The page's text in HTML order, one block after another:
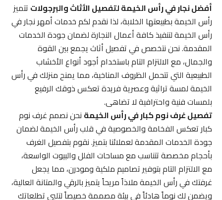
أفضل نجار في رأس الخيمة لتفصيل الأثاث والبرجولاتتتميز
رأس الخيمة بطبيعتها الخلابة، لذا نقدم لكم خدمات أمهر نجار في
رأس الخيمة لتنفيذ كافة أعمال النجارة لضمان جودة الخدمات
المقدمة. نحن نتخصص في تفصيل أثاث يجمع بين القوة
والجمال، مع الالتزام التام باستخدام أجود أنواع الأخشاب
الطبيعية التي تتحمل الظروف المناخية، مما يمنح منزلك في رأس
الخيمة لمسة تراثية وعصرية فريدة تعكس ذوقك الرفيع
بلمسات فنية واحترافية لا تضاهى.
تفصيل غرف نوم كبار في رأس الخيمةنحن نصمم غرف نوم
كبار تعكس الفخامة والخصوصية في قلب رأس الخيمة لضمان
جودة الخدمات المقدمة لعملائنا بتميز. نقوم بتفصيل الغرف
بأحجام مخصصة تتناسب مع مساحات الفلل والبيوت الواسعة،
مع الالتزام التام بتوفير تصاميم ملكية ومودرن، مما يجعل
غرفتك في رأس الخيمة ملاذاً مريحاً يتميز بالرقي والمتانة العالية،
ويضمن لك نوماً هادئاً في بيئة مصممة خصيصاً لتلبي تطلعاتك